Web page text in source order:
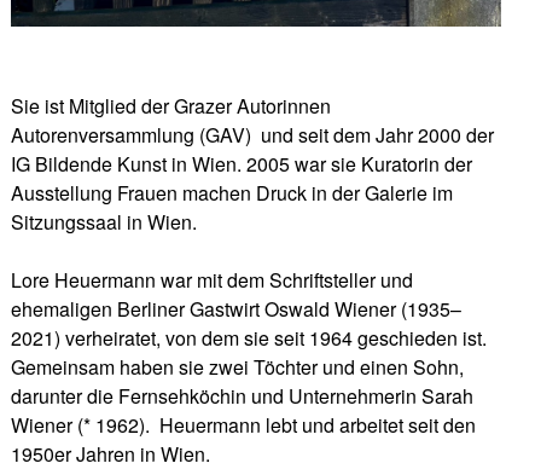
Sie ist Mitglied der Grazer Autorinnen
Autorenversammlung (GAV) und seit dem Jahr 2000 der
IG Bildende Kunst in Wien. 2005 war sie Kuratorin der
Ausstellung Frauen machen Druck in der Galerie im
Sitzungssaal in Wien.
Lore Heuermann war mit dem Schriftsteller und
ehemaligen Berliner Gastwirt Oswald Wiener (1935–
2021) verheiratet, von dem sie seit 1964 geschieden ist.
Gemeinsam haben sie zwei Töchter und einen Sohn,
darunter die Fernsehköchin und Unternehmerin Sarah
Wiener (* 1962). Heuermann lebt und arbeitet seit den
1950er Jahren in Wien.